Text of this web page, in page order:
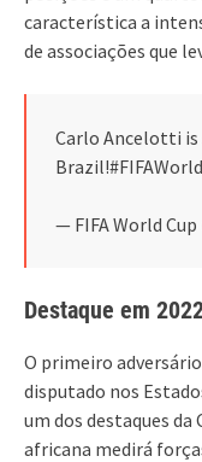
característica a
de associações que
Carlo Ancelotti
— FIFA World Cup
Destaque em
O primeiro
disputado nos
um dos destaques da
africana medirá